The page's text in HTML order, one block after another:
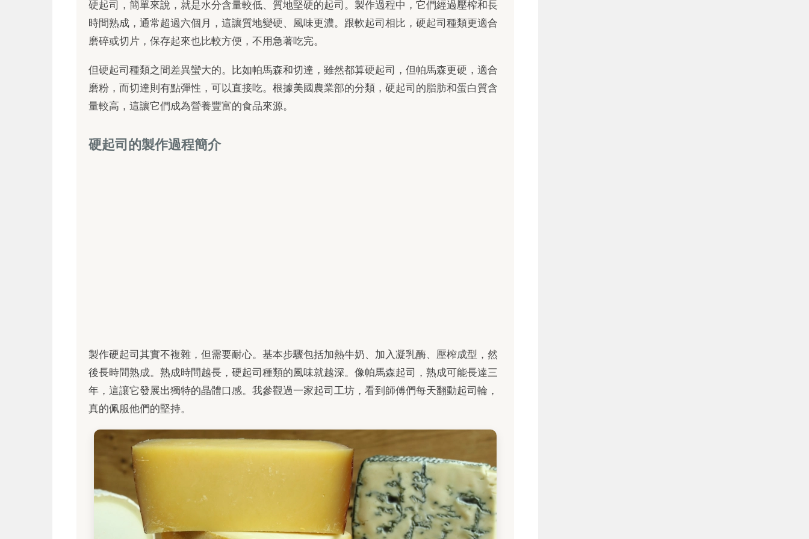
硬起司，簡單來說，就是水分含量較低、質地堅硬的起司。製作過程中，它們經過壓榨和長
時間熟成，通常超過六個月，這讓質地變硬、風味更濃。跟軟起司相比，硬起司種類更適合
磨碎或切片，保存起來也比較方便，不用急著吃完。
但硬起司種類之間差異蠻大的。比如帕馬森和切達，雖然都算硬起司，但帕馬森更硬，適合
磨粉，而切達則有點彈性，可以直接吃。根據美國農業部的分類，硬起司的脂肪和蛋白質含
量較高，這讓它們成為營養豐富的食品來源。
硬起司的製作過程簡介
製作硬起司其實不複雜，但需要耐心。基本步驟包括加熱牛奶、加入凝乳酶、壓榨成型，然
後長時間熟成。熟成時間越長，硬起司種類的風味就越深。像帕馬森起司，熟成可能長達三
年，這讓它發展出獨特的晶體口感。我參觀過一家起司工坊，看到師傅們每天翻動起司輪，
真的佩服他們的堅持。